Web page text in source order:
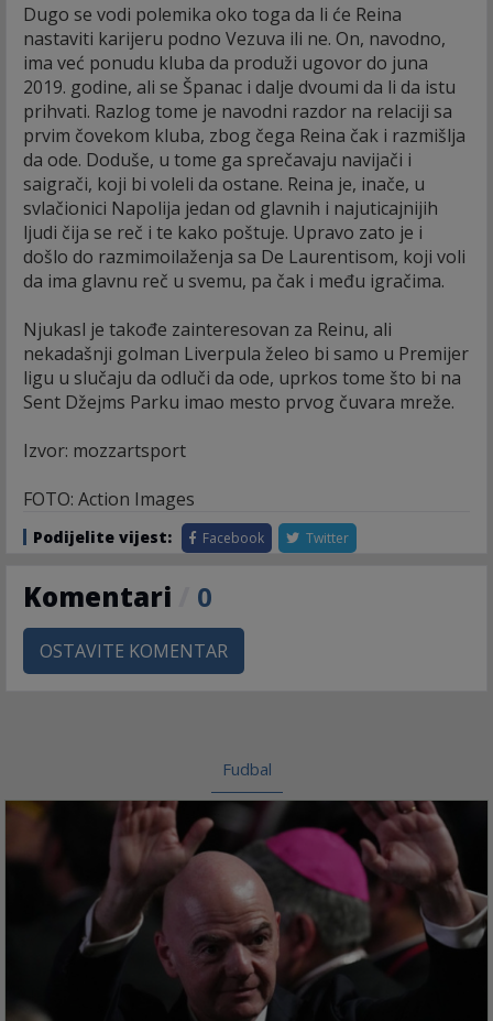
Dugo se vodi polemika oko toga da li će Reina
nastaviti karijeru podno Vezuva ili ne. On, navodno,
ima već ponudu kluba da produži ugovor do juna
2019. godine, ali se Španac i dalje dvoumi da li da istu
prihvati. Razlog tome je navodni razdor na relaciji sa
prvim čovekom kluba, zbog čega Reina čak i razmišlja
da ode. Doduše, u tome ga sprečavaju navijači i
saigrači, koji bi voleli da ostane. Reina je, inače, u
svlačionici Napolija jedan od glavnih i najuticajnijih
ljudi čija se reč i te kako poštuje. Upravo zato je i
došlo do razmimoilaženja sa De Laurentisom, koji voli
da ima glavnu reč u svemu, pa čak i među igračima.
Njukasl je takođe zainteresovan za Reinu, ali
nekadašnji golman Liverpula želeo bi samo u Premijer
ligu u slučaju da odluči da ode, uprkos tome što bi na
Sent Džejms Parku imao mesto prvog čuvara mreže.
Izvor: mozzartsport
FOTO: Action Images
Podijelite vijest: Facebook Twitter
Komentari 0
OSTAVITE KOMENTAR
Fudbal